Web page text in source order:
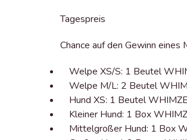
Tagespreis
Chance auf den Gewinn
Welpe XS/S: 1 Beutel
Welpe M/L: 2 Beutel
Hund XS: 1 Beutel
Kleiner Hund: 1 Box
Mittelgroßer Hund: 1 Box